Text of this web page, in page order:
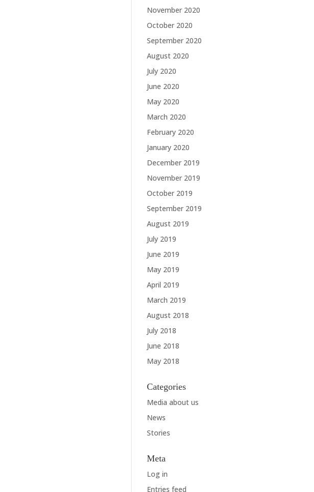
November 2020
October 2020
September 2020
August 2020
July 2020
June 2020
May 2020
March 2020
February 2020
January 2020
December 2019
November 2019
October 2019
September 2019
August 2019
July 2019
June 2019
May 2019
April 2019
March 2019
August 2018
July 2018
June 2018
May 2018
Categories
Media about us
News
Stories
Meta
Log in
Entries feed